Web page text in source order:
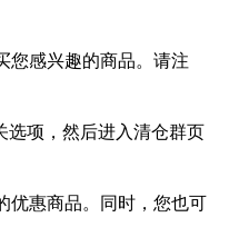
您感兴趣的商品。请注
选项，然后进入清仓群页
优惠商品。同时，您也可